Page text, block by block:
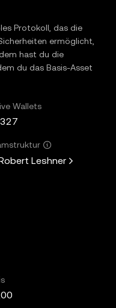
Protokoll, das die
ermöglicht,
hast du die
du das Basis-Asset
Wallets
Leshner
Bain Capital